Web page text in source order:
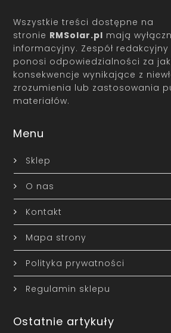
Wszystkie treści dostępne na
stronie RMSolar.pl mają
informacyjny. Zespół redakcyjny
ponosi odpowiedzialności za
konsekwencje wynikające z
zrozumienia lub zastosowania
materiałów.
Menu
Sklep
O nas
Kontakt
Mapa strony
Polityka prywatności
Regulamin sklepu
Ostatnie artykuły